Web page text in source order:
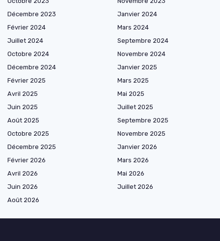
Décembre 2023
Janvier 2024
Février 2024
Mars 2024
Juillet 2024
Septembre 2024
Octobre 2024
Novembre 2024
Décembre 2024
Janvier 2025
Février 2025
Mars 2025
Avril 2025
Mai 2025
Juin 2025
Juillet 2025
Août 2025
Septembre 2025
Octobre 2025
Novembre 2025
Décembre 2025
Janvier 2026
Février 2026
Mars 2026
Avril 2026
Mai 2026
Juin 2026
Juillet 2026
Août 2026